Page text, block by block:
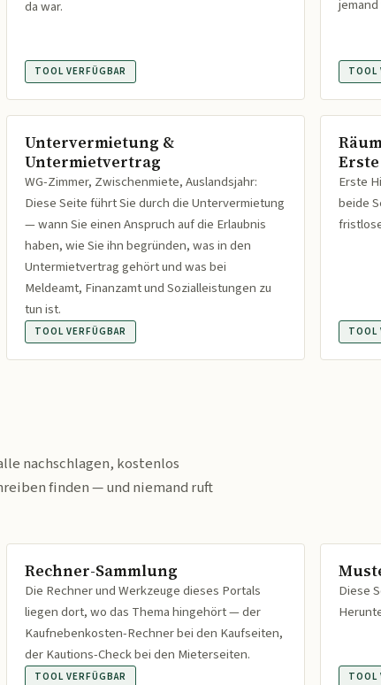
da war.
TOOL VERFÜGBAR TOOL
Untervermietung &
Untermietvertrag
WG-Zimmer, Zwischenmiete, Auslandsjahr:
Diese Seite führt Sie durch die Untervermietung
— wann Sie einen Anspruch auf die Erlaubnis
haben, wie Sie ihn begründen, was in den
Untermietvertrag gehört und was bei
Meldeamt, Finanzamt und Sozialleistungen zu
tun ist.
TOOL VERFÜGBAR
Erste
beide
TOOL
nachschlagen, kostenlos
finden — und niemand ruft
Rechner-Sammlung
Die Rechner und Werkzeuge dieses Portals
liegen dort, wo das Thema hingehört — der
Kaufnebenkosten-Rechner bei den Kaufseiten,
der Kautions-Check bei den Mieterseiten.
TOOL VERFÜGBAR
Diese
TOOL